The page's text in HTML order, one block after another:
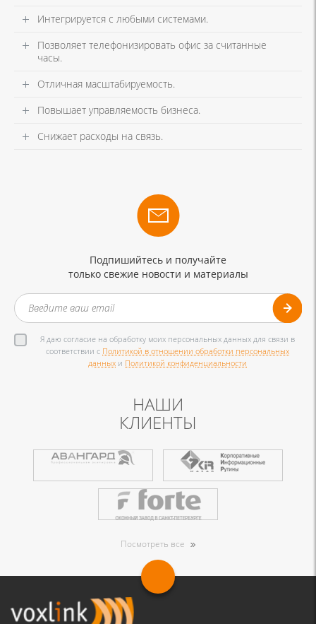
Интегрируется с любыми системами.
Позволяет телефонизировать офис за считанные
часы.
Отличная масштабируемость.
Повышает управляемость бизнеса.
Снижает расходы на связь.
Подпишийтесь и получайте
только свежие новости и материалы
Я даю согласие на обработку моих персональных данных для связи в
соответствии с Политикой в отношении обработки персональных
данных и Политикой конфиденциальности
НАШИ
КЛИЕНТЫ
Посмотреть все